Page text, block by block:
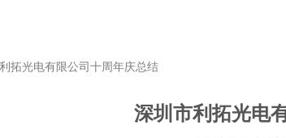
拓光电有限公司十周年庆总结
深圳市利拓光电